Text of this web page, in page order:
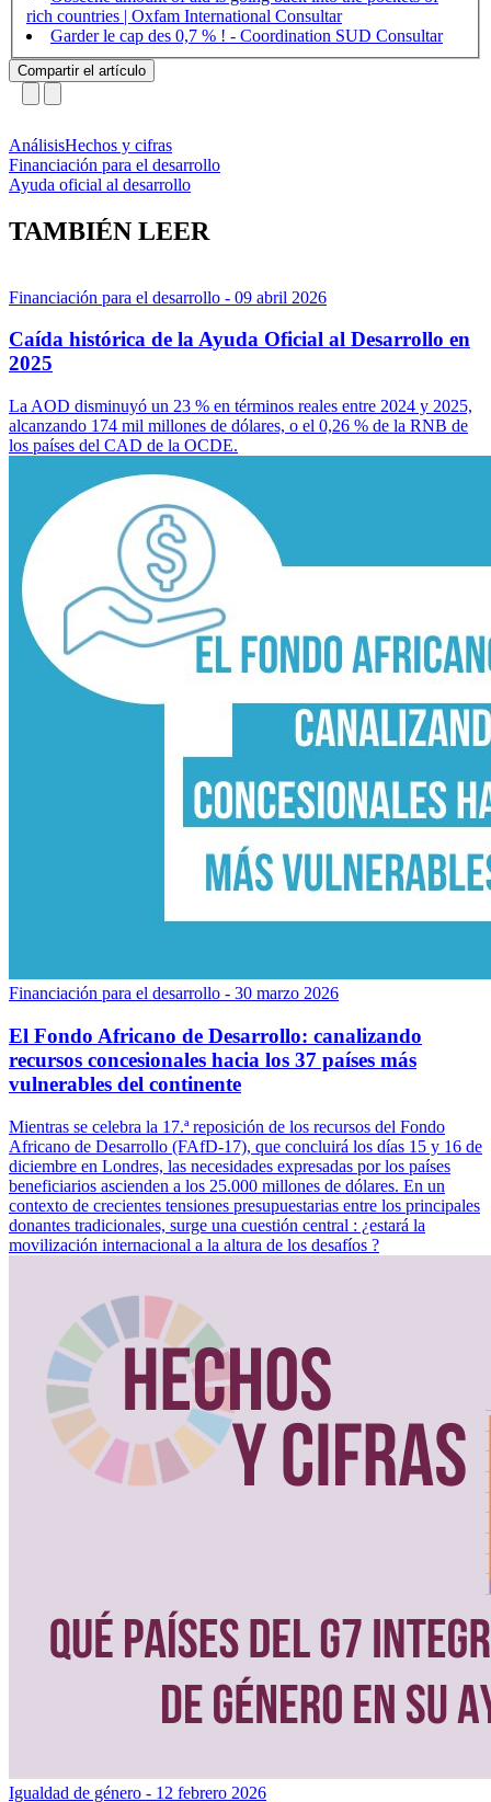
rich countries | Oxfam International
Garder le cap des 0,7 % ! - Coordination SUD
Compartir el artículo
AnálisisHechos y cifras
Financiación para el desarrollo
Ayuda oficial al desarrollo
TAMBIÉN LEER
Financiación para el desarrollo - 09 abril 2026
Caída histórica de la Ayuda Oficial al Desarrollo en
2025
La AOD disminuyó un 23 % en términos reales entre 2024 y 2025,
alcanzando 174 mil millones de dólares, o el 0,26 % de la RNB de
los países del CAD de la OCDE.
Financiación para el desarrollo - 30 marzo 2026
El Fondo Africano de Desarrollo: canalizando
recursos concesionales hacia los 37 países más
vulnerables del continente
Mientras se celebra la 17.ª reposición de los recursos del Fondo
Africano de Desarrollo (FAfD-17), que concluirá los días 15 y 16 de
diciembre en Londres, las necesidades expresadas por los países
beneficiarios ascienden a los 25.000 millones de dólares. En un
contexto de crecientes tensiones presupuestarias entre los principales
donantes tradicionales, surge una cuestión central : ¿estará la
movilización internacional a la altura de los desafíos ?
Igualdad de género - 12 febrero 2026